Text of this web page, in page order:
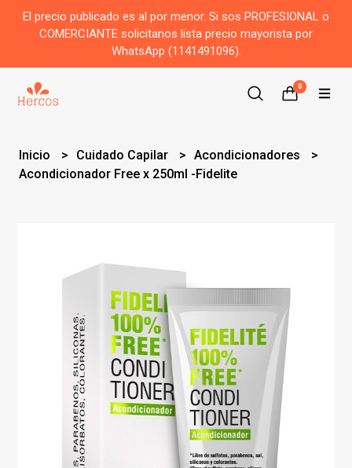
El precio publicado es al por menor. Si sos PROFESIONAL o
COMERCIANTE solicitanos lista precio mayorista por
WhatsApp (1141491096).
0
Inicio Cuidado Capilar
Acondicionadores
Acondicionador Free x 250ml -Fidelite